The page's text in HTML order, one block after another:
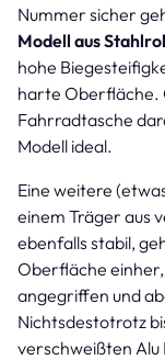
Nummer sicher
Modell aus
hohe
harte Oberfläche.
Fahrradtasche
Modell ideal.
Eine weitere
einem Träger aus
ebenfalls stabil,
Oberfläche
angegriffen und
Nichtsdestotrotz
verschweißten Alu